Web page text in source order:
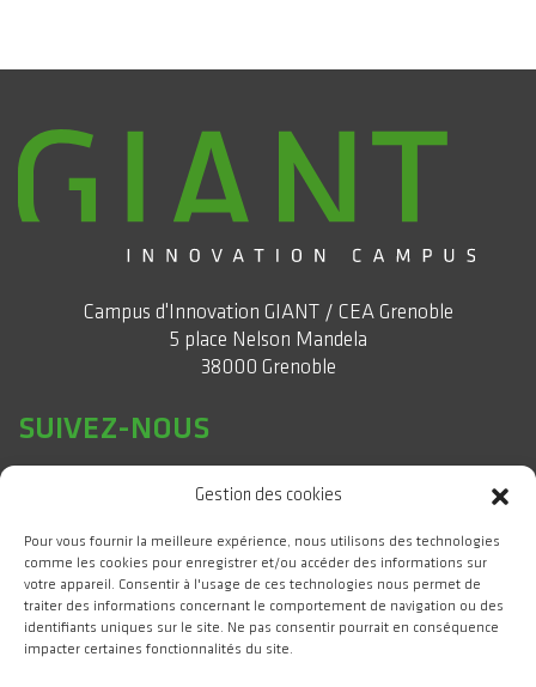
Gestion des cookies
Pour vous fournir la meilleure expérience, nous utilisons des technologies
comme les cookies pour enregistrer et/ou accéder des informations sur
votre appareil. Consentir à l'usage de ces technologies nous permet de
traiter des informations concernant le comportement de navigation ou des
identifiants uniques sur le site. Ne pas consentir pourrait en conséquence
impacter certaines fonctionnalités du site.
Campus d'Innovation GIANT / CEA Grenoble
5 place Nelson Mandela
38000 Grenoble
SUIVEZ-NOUS
#WeAreGIANT